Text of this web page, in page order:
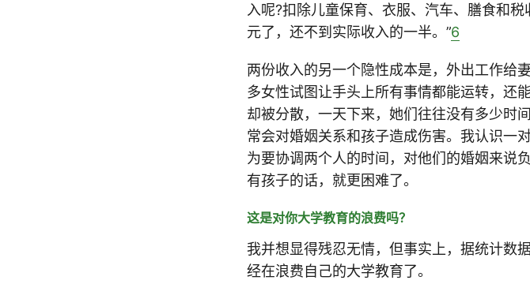
入呢?扣除儿童保育、衣服、汽车、膳食和
元了，还不到实际收入的一半。”6
两份收入的另一个隐性成本是，外出工作给
多女性试图让手头上所有事情都能运转，还
却被分散，一天下来，她们往往没有多少时
常会对婚姻关系和孩子造成伤害。我认识一
为要协调两个人的时间，对他们的婚姻来说
有孩子的话，就更困难了。
这是对你大学教育的浪费吗？
我并想显得残忍无情，但事实上，据统计数
经在浪费自己的大学教育了。